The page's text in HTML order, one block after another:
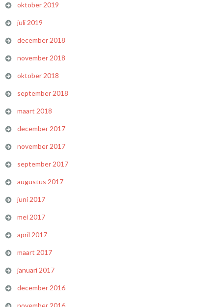
oktober 2019
juli 2019
december 2018
november 2018
oktober 2018
september 2018
maart 2018
december 2017
november 2017
september 2017
augustus 2017
juni 2017
mei 2017
april 2017
maart 2017
januari 2017
december 2016
november 2016